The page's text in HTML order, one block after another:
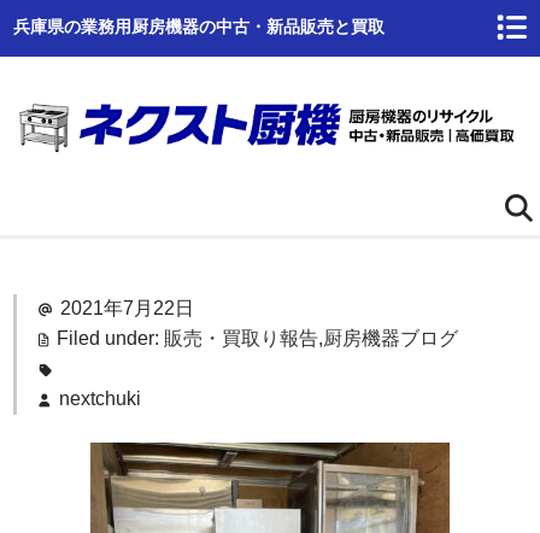
兵庫県の業務用厨房機器の中古・新品販売と買取
ネクスト厨機とは
商品一覧
高価買取
商品倉庫
2021年7月22日
Filed under: 販売・買取り報告,厨房機器ブログ
nextchuki